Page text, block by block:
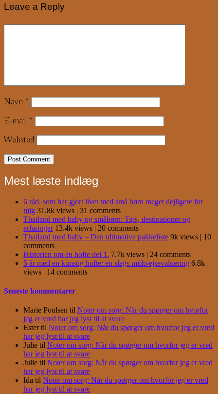
Leave a Reply
Navn *
E-mail *
Websted
Mest læste indlæg
6 råd, som har gjort livet med små børn meget dejligere for
mig 31.8k views | 31 comments
Thailand med baby og småbørn: Tips, destinationer og
erfaringer 13.4k views | 20 comments
Thailand med baby – Den ultimative pakkeliste 9k views | 10
comments
Historien om en hofte del 1. 7.7k views | 24 comments
5 år med en kunstig hofte: en slags midtvejsevaluering 6.8k
views | 14 comments
Seneste kommentarer
Marie Poulsen til Noter om sorg: Når du spørger om hvorfor
jeg er vred har jeg lyst til at svare
Estertil Noter om sorg: Når du spørger om hvorfor jeg er vred
har jeg lyst til at svare
Julie til Noter om sorg: Når du spørger om hvorfor jeg er vred
har jeg lyst til at svare
Julie til Noter om sorg: Når du spørger om hvorfor jeg er vred
har jeg lyst til at svare
Ida til Noter om sorg: Når du spørger om hvorfor jeg er vred
har jeg lyst til at svare